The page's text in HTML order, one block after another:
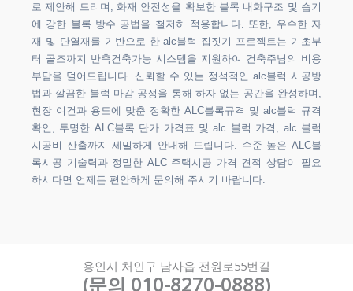
로 제안해 드리며, 화재 안전성을 확보한 블록 내화구조 및 습기
에 강한 블록 방수 공법을 철저히 적용합니다. 또한, 우수한 자
재 및 단열재를 기반으로 한 alc블럭 집짓기 프로젝트는 기초부
터 골조까지 반축건축가능 시스템을 지원하여 건축주님의 비용
부담을 덜어드립니다. 신뢰할 수 있는 정석적인 alc블럭 시공방
법과 깔끔한 블럭 마감 공정을 통해 하자 없는 공간을 완성하며,
현장 여건과 용도에 맞춘 정확한 ALC블록규격 및 alc블럭 규격
확인, 투명한 ALC블록 단가 가격표 및 alc 블럭 가격, alc 블럭
시공비 산출까지 세밀하게 안내해 드립니다. 수준 높은 ALC블
록시공 기술력과 정밀한 ALC 주택시공 가격 견적 상담이 필요
하시다면 언제든 편안하게 문의해 주시기 바랍니다.
용인시 처인구 남사읍 전원로55번길
(문의 010-8270-0888)